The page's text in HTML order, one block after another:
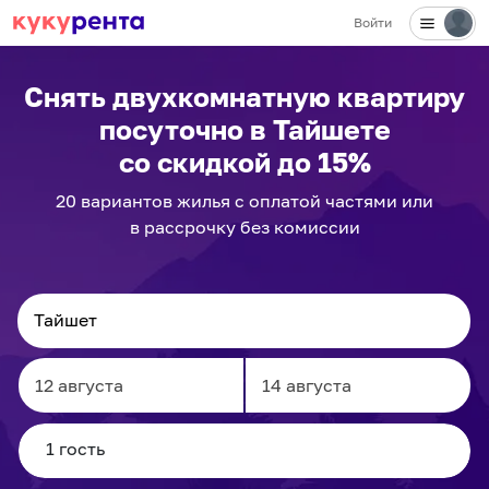
Войти
Снять двухкомнатную квартиру
посуточно в Тайшете
со скидкой до 15%
20 вариантов жилья с оплатой частями или
в рассрочку без комиссии
Navigate
forward
to
Navigate
to